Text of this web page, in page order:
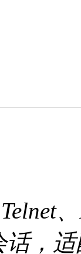
话，